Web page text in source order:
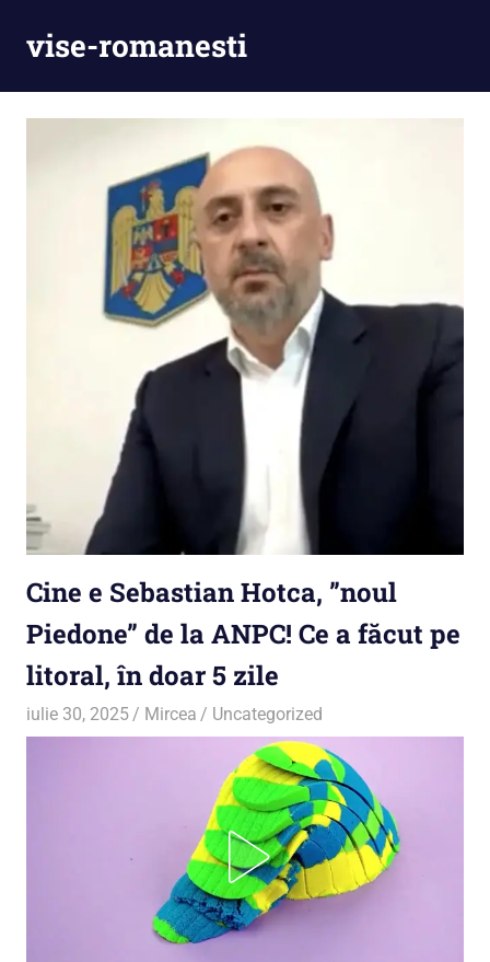
vise-romanesti
Cine e Sebastian Hotca, ”noul
Piedone” de la ANPC! Ce a făcut pe
litoral, în doar 5 zile
iulie 30, 2025 Mircea Uncategorized